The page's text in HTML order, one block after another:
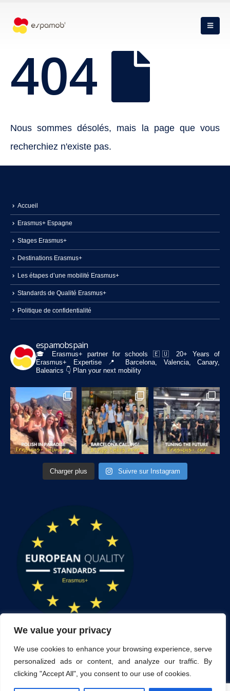
We value your privacy
We use cookies to enhance your browsing experience, serve
personalized ads or content, and analyze our traffic. By
clicking "Accept All", you consent to our use of cookies.
404
Nous sommes désolés, mais la page que vous
recherchiez n'existe pas.
Accueil
Erasmus+ Espagne
Stages Erasmus+
Destinations Erasmus+
Les étapes d’une mobilité Erasmus+
Standards de Qualité Erasmus+
Politique de confidentialité
espamobspain
🎓 Erasmus+ partner for schools 🇪🇺 20+ Years of
Erasmus+ Expertise📍 Barcelona, Valencia, Canary,
Balearics 👇 Plan your next mobility
Charger plus Suivre sur Instagram